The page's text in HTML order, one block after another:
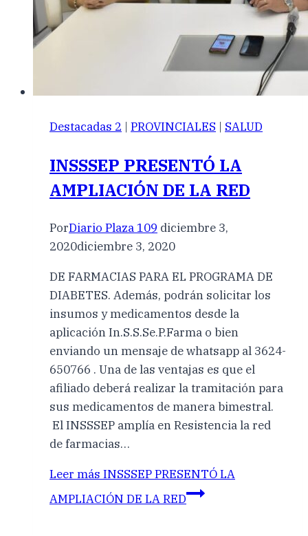
Destacadas 2 | PROVINCIALES | SALUD
INSSSEP PRESENTÓ LA
AMPLIACIÓN DE LA RED
PorDiario Plaza 109 diciembre 3,
2020diciembre 3, 2020
DE FARMACIAS PARA EL PROGRAMA DE
DIABETES. Además, podrán solicitar los
insumos y medicamentos desde la
aplicación In.S.S.Se.P.Farma o bien
enviando un mensaje de whatsapp al 3624-
650766 . Una de las ventajas es que el
afiliado deberá realizar la tramitación para
sus medicamentos de manera bimestral.
El INSSSEP amplía en Resistencia la red
de farmacias…
Leer más INSSSEP PRESENTÓ LA
AMPLIACIÓN DE LA RED